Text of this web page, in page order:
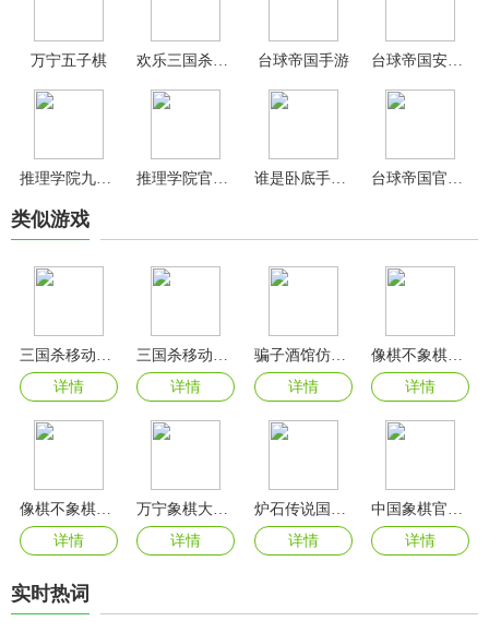
万宁五子棋 台球帝国手游
推理学院九游版 推理学院官方版 谁是卧底手游官方版 台球帝国官方版
类似游戏
详情
详情
骗子酒馆仿制版游戏
详情
详情
像棋不象棋无限金币版
详情
万宁象棋大招版
详情
炉石传说国际服手机版(Hearthstone)
详情
中国象棋官方正版
详情
实时热词